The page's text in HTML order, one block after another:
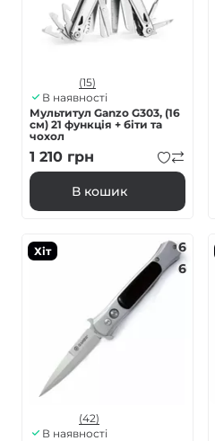
(15)
В наявності
Мультитул Ganzo G303, (16
см) 21 функція + біти та
чохол
1 210 грн
В кошик
Хіт
6
6
(42)
В наявності